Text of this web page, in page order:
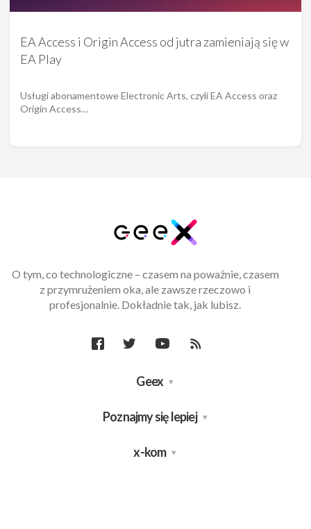
EA Access i Origin Access od jutra zamieniają się w
EA Play
Usługi abonamentowe Electronic Arts, czyli EA Access oraz
Origin Access…
O tym, co technologiczne – czasem na poważnie, czasem
z przymrużeniem oka, ale zawsze rzeczowo i
profesjonalnie. Dokładnie tak, jak lubisz.
Geex
Poznajmy się lepiej
x-kom